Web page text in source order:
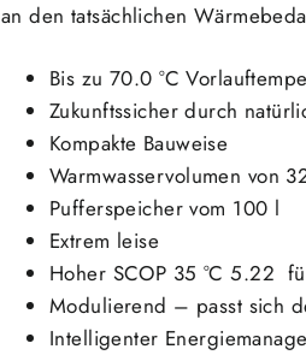
an den tatsächlichen
Bis zu 70.0 °C
Zukunftssicher durch
Kompakte Bauweise
Warmwasservolumen von
Pufferspeicher vom 100 l
Extrem leise
Hoher SCOP 35 °C 5.22
Modulierend – passt sich
Intelligenter